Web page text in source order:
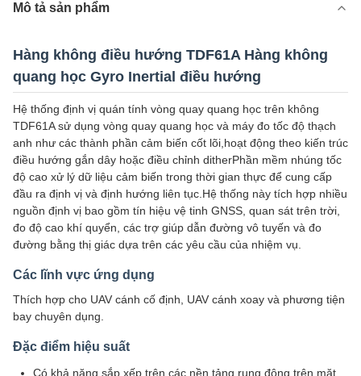
Mô tả sản phẩm
Hàng không điều hướng TDF61A Hàng không
quang học Gyro Inertial điều hướng
Hệ thống định vị quán tính vòng quay quang học trên không
TDF61A sử dụng vòng quay quang học và máy đo tốc độ thạch
anh như các thành phần cảm biến cốt lõi,hoạt động theo kiến trúc
điều hướng gắn dây hoặc điều chỉnh ditherPhần mềm nhúng tốc
độ cao xử lý dữ liệu cảm biến trong thời gian thực để cung cấp
đầu ra định vị và định hướng liên tục.Hệ thống này tích hợp nhiều
nguồn định vị bao gồm tín hiệu vệ tinh GNSS, quan sát trên trời,
đo độ cao khí quyển, các trợ giúp dẫn đường vô tuyến và đo
đường bằng thị giác dựa trên các yêu cầu của nhiệm vụ.
Các lĩnh vực ứng dụng
Thích hợp cho UAV cánh cố định, UAV cánh xoay và phương tiện
bay chuyên dụng.
Đặc điểm hiệu suất
Có khả năng sắp xếp trên các nền tảng rung động trên mặt